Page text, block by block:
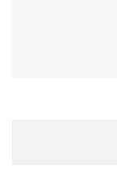
Mộ